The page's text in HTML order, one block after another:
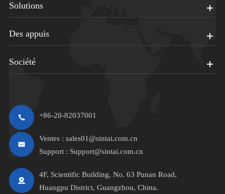
Solutions
Des appuis
Société
+86-20-82037001
Ventes : sales01@sintai.com.cn
Support : Support@sintai.com.cn
4F, Scientific Building, No. 63 Punan Road,
Huangpu District, Guangzhou, China.